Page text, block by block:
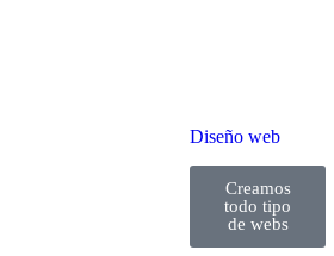
Diseño web
Creamos
todo tipo
de webs